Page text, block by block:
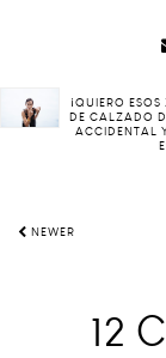
¡QUIERO
DE CALZADO
ACCIDENTAL
NEWER
12